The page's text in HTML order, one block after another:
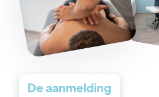
De aanmelding